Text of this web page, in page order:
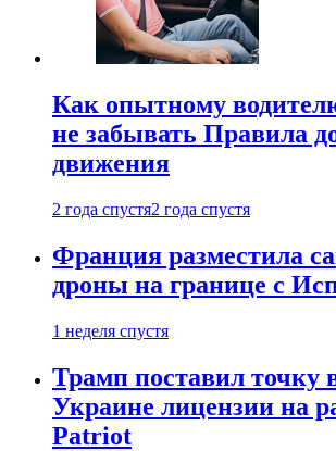
Как опытному
не забывать Правила
движения
2 года спустя2 года спустя
Франция разместила
дроны на границе с
1 неделя спустя
Трамп поставил точку
Украине лицензии на
Patriot